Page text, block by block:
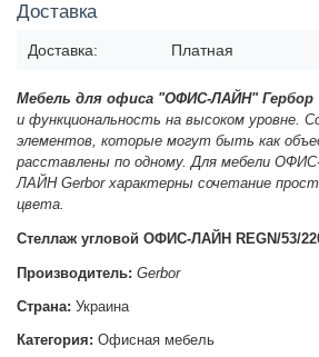
Доставка
Доставка: Платная
Мебель для офиса "ОФИС-ЛАЙН" Гербор
и функциональность на высоком уровне.
элементов, которые могут быть как
расставлены по одному. Для мебели
ЛАЙН Gerborхарактерны сочетание
цвета.
Стеллаж угловой ОФИС-ЛАЙН REGN/53/
Производитель: Gerbor
Страна: Украина
Категория: Офисная мебель